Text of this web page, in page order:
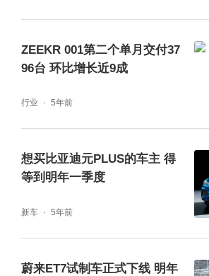
ZEEKR 001第二个单月交付37
96台 环比增长近9成
行业 5年前
想买比亚迪元PLUS的车主 得
等到明年一季度
新车 5年前
蔚来ET7试制车正式下线 明年